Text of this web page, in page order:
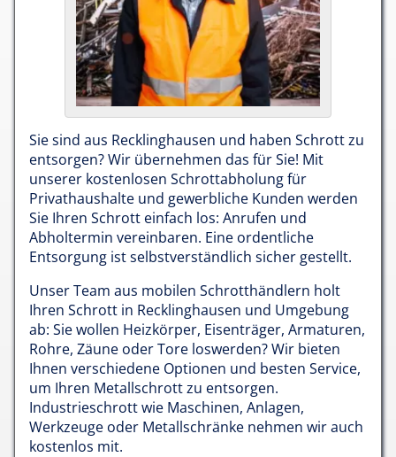
Sie sind aus Recklinghausen und haben Schrott zu
entsorgen? Wir übernehmen das für Sie! Mit
unserer kostenlosen Schrottabholung für
Privathaushalte und gewerbliche Kunden werden
Sie Ihren Schrott einfach los: Anrufen und
Abholtermin vereinbaren. Eine ordentliche
Entsorgung ist selbstverständlich sicher gestellt.
Unser Team aus mobilen Schrotthändlern holt
Ihren Schrott in Recklinghausen und Umgebung
ab: Sie wollen Heizkörper, Eisenträger, Armaturen,
Rohre, Zäune oder Tore loswerden? Wir bieten
Ihnen verschiedene Optionen und besten Service,
um Ihren Metallschrott zu entsorgen.
Industrieschrott wie Maschinen, Anlagen,
Werkzeuge oder Metallschränke nehmen wir auch
kostenlos mit.